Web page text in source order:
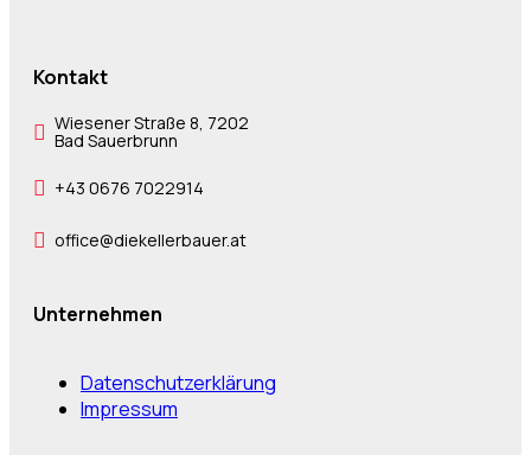
Kontakt
Wiesener Straße 8, 7202
Bad Sauerbrunn
+43 0676 7022914
office@diekellerbauer.at
Unternehmen
Datenschutzerklärung
Impressum